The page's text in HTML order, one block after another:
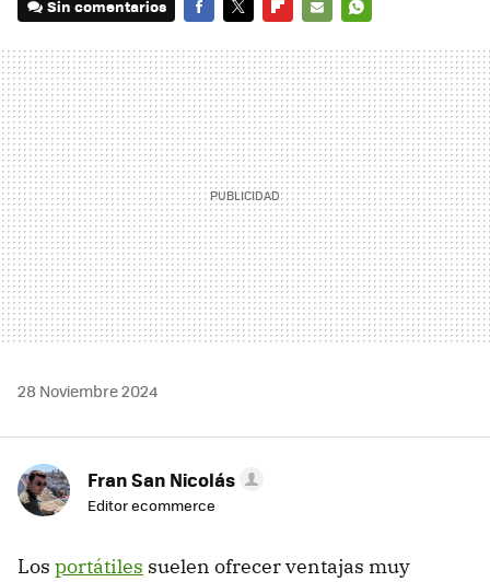
Sin comentarios
MAIL
28 Noviembre 2024
Fran San Nicolás
Editor ecommerce
Los portátiles suelen ofrecer ventajas muy